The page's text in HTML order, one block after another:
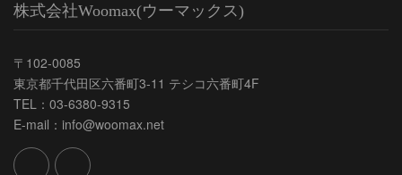
株式会社Woomax(ウーマックス)
〒102-0085
東京都千代田区六番町3-11 テシコ六番町4F
TEL：03-6380-9315
E-mail：info@woomax.net